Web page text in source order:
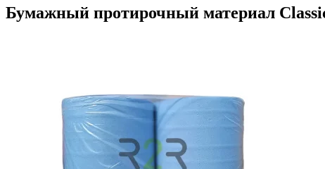
Бумажный протирочный материал